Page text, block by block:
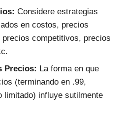
Considere estrategias
en costos, precios
precios competitivos, precios
Precios: La forma en que
(terminando en .99,
limitado) influye sutilmente